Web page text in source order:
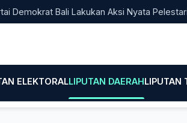
Bali Lakukan Aksi Nyata Pelestarian
ELEKTORALLIPUTAN DAERAHLIPUTAN